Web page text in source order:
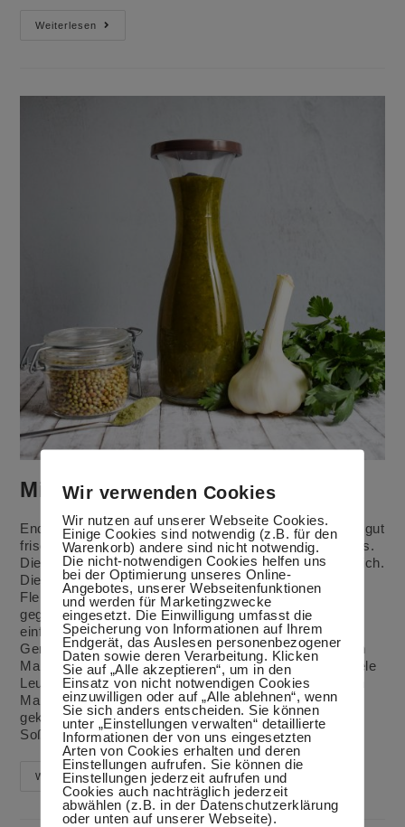
Weiterlesen
Fünf
Mirabellen-Kräuter-Soße
Endlich gibt es wieder Mirabellen. Sie schmecken uns gut
frisch, aber ich koche auch gerne eine Grillsoße daraus.
Die Mirabellen-Kräuter-Soße schmeckt fruchtig-säuerlich.
Die Soße passt super zu gebratenem und gekochtem
Fleisch, Geflügel, Fisch, Kartoffeln, frischem und
gegrilltem Gemüse, als Fleischmarinade und auch
einfach mit Brot! Mir schmeckt die Soße auch zu
Gemüsebratlingen, wie z.B. Blumenkohlbratlinge. Mein
Mann will nicht auf die vielen Soßen verzichten, die viele
Leute auch im Kühlschrank stehen haben. Vor meinem
Mann habe ich sie selten mal für bestimmte Anlässe
gekauft. Jetzt probiere ich immer wieder neue
Soßenrezepte aus, um die Gekauften zu ersetzen.…
WeiterlesenMirabellen-
Kräuter-
Soße
Wir verwenden Cookies
Wir nutzen auf unserer Webseite Cookies.
Einige Cookies sind notwendig (z.B. für den
Warenkorb) andere sind nicht notwendig.
Die nicht-notwendigen Cookies helfen uns
bei der Optimierung unseres Online-
Angebotes, unserer Webseitenfunktionen
und werden für Marketingzwecke
eingesetzt. Die Einwilligung umfasst die
Speicherung von Informationen auf Ihrem
Endgerät, das Auslesen personenbezogener
Daten sowie deren Verarbeitung. Klicken
Sie auf „Alle akzeptieren“, um in den
Einsatz von nicht notwendigen Cookies
einzuwilligen oder auf „Alle ablehnen“, wenn
Sie sich anders entscheiden. Sie können
unter „Einstellungen verwalten“ detaillierte
Informationen der von uns eingesetzten
Arten von Cookies erhalten und deren
Einstellungen aufrufen. Sie können die
Einstellungen jederzeit aufrufen und
Cookies auch nachträglich jederzeit
abwählen (z.B. in der Datenschutzerklärung
oder unten auf unserer Webseite).